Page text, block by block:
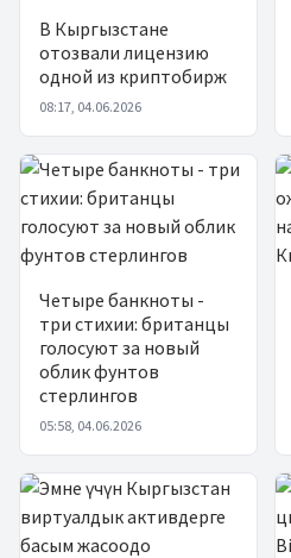
В Кыргызстане
отозвали лицензию
одной из криптобирж
08:17, 04.06.2026
Четыре банкноты -
три стихии: британцы
голосуют за новый
облик фунтов
стерлингов
05:58, 04.06.2026